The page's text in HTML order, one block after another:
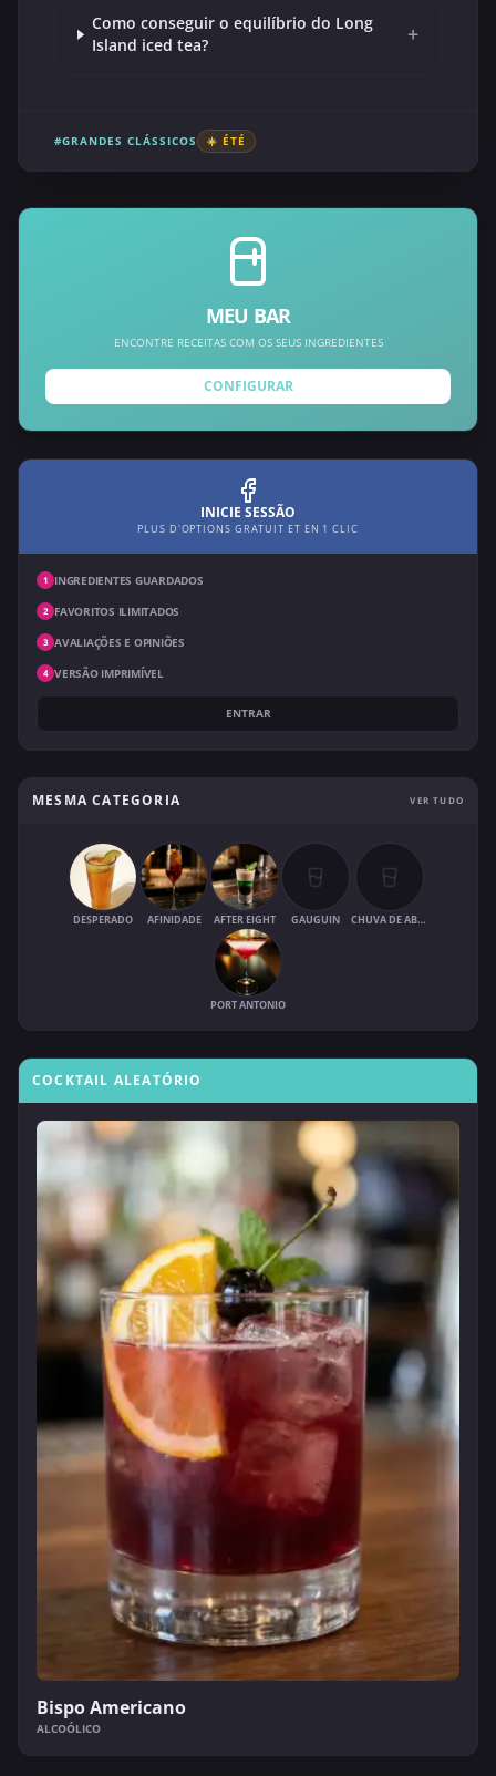
Como conseguir o equilíbrio do Long
Island iced tea?
+
#GRANDES CLÁSSICOS ☀️ ÉTÉ
MEU BAR
ENCONTRE RECEITAS COM OS SEUS INGREDIENTES
CONFIGURAR
INICIE SESSÃO
PLUS D'OPTIONS GRATUIT ET EN 1 CLIC
1 INGREDIENTES GUARDADOS
2 FAVORITOS ILIMITADOS
3 AVALIAÇÕES E OPINIÕES
4 VERSÃO IMPRIMÍVEL
ENTRAR
MESMA CATEGORIA VER TUDO
DESPERADO AFINIDADE AFTER EIGHT GAUGUIN CHUVA DE ABRIL
PORT ANTONIO
COCKTAIL ALEATÓRIO
Bispo Americano
ALCOÓLICO